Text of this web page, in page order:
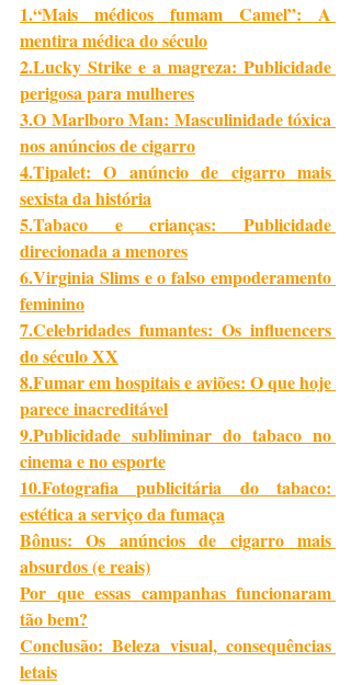
1.“Mais médicos fumam Camel”: A
mentira médica do século
2.Lucky Strike e a magreza: Publicidade
perigosa para mulheres
3.O Marlboro Man: Masculinidade tóxica
nos anúncios de cigarro
4.Tipalet: O anúncio de cigarro mais
sexista da história
5.Tabaco e crianças: Publicidade
direcionada a menores
6.Virginia Slims e o falso empoderamento
feminino
7.Celebridades fumantes: Os influencers
do século XX
8.Fumar em hospitais e aviões: O que hoje
parece inacreditável
9.Publicidade subliminar do tabaco no
cinema e no esporte
10.Fotografia publicitária do tabaco:
estética a serviço da fumaça
Bônus: Os anúncios de cigarro mais
absurdos (e reais)
Por que essas campanhas funcionaram
tão bem?
Conclusão: Beleza visual, consequências
letais